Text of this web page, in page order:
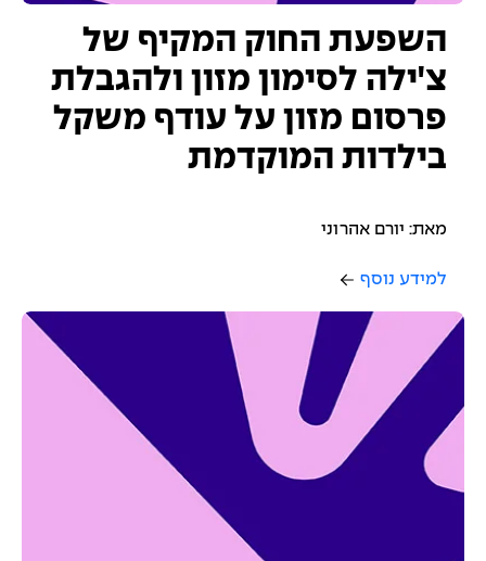
השפעת החוק המקיף של
צ'ילה לסימון מזון ולהגבלת
פרסום מזון על עודף משקל
בילדות המוקדמת
מאת: יורם אהרוני
למידע נוסף